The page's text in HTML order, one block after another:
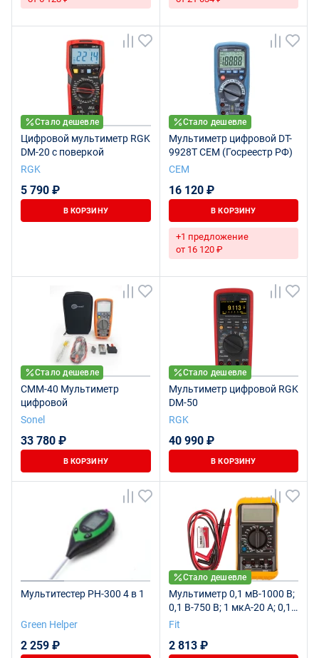
Стало дешевле
Цифровой мультиметр RGK
DM-20 с поверкой
RGK
5 790 ₽
В КОРЗИНУ
Стало дешевле
Мультиметр цифровой DT-
9928T CEM (Госреестр РФ)
СЕМ
16 120 ₽
В КОРЗИНУ
+1 предложение
от 16 120 ₽
Стало дешевле
CMM-40 Мультиметр
цифровой
Sonel
33 780 ₽
В КОРЗИНУ
Стало дешевле
Мультиметр цифровой RGK
DM-50
RGK
40 990 ₽
В КОРЗИНУ
Мультитестер PH-300 4 в 1
Green Helper
2 259 ₽
Стало дешевле
Мультиметр 0,1 мВ-1000 В;
0,1 В-750 В; 1 мкА-20 А; 0,1
Ом-20 МОм; коробка
Fit
2 813 ₽